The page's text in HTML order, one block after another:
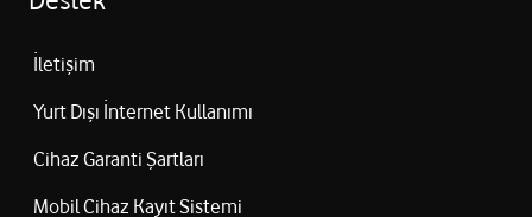
İletişim
Yurt Dışı İnternet Kullanımı
Cihaz Garanti Şartları
Mobil Cihaz Kayıt Sistemi